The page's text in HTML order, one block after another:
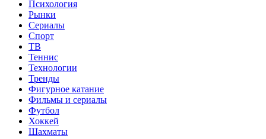
Психология
Рынки
Сериалы
Спорт
ТВ
Теннис
Технологии
Тренды
Фигурное катание
Фильмы и сериалы
Футбол
Хоккей
Шахматы